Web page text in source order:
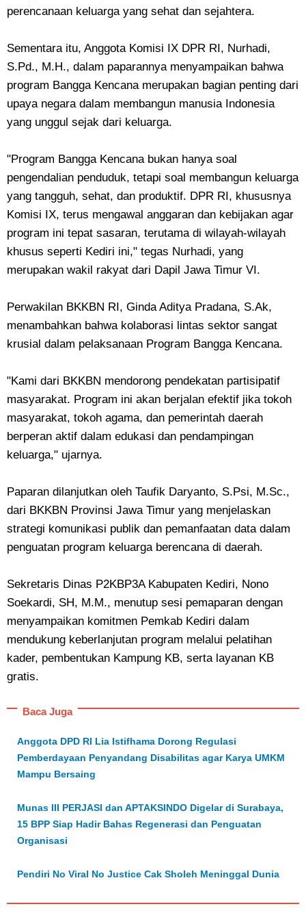
perencanaan keluarga yang sehat dan sejahtera.
Sementara itu, Anggota Komisi IX DPR RI, Nurhadi,
S.Pd., M.H., dalam paparannya menyampaikan bahwa
program Bangga Kencana merupakan bagian penting dari
upaya negara dalam membangun manusia Indonesia
yang unggul sejak dari keluarga.
"Program Bangga Kencana bukan hanya soal
pengendalian penduduk, tetapi soal membangun keluarga
yang tangguh, sehat, dan produktif. DPR RI, khususnya
Komisi IX, terus mengawal anggaran dan kebijakan agar
program ini tepat sasaran, terutama di wilayah-wilayah
khusus seperti Kediri ini," tegas Nurhadi, yang
merupakan wakil rakyat dari Dapil Jawa Timur VI.
Perwakilan BKKBN RI, Ginda Aditya Pradana, S.Ak,
menambahkan bahwa kolaborasi lintas sektor sangat
krusial dalam pelaksanaan Program Bangga Kencana.
"Kami dari BKKBN mendorong pendekatan partisipatif
masyarakat. Program ini akan berjalan efektif jika tokoh
masyarakat, tokoh agama, dan pemerintah daerah
berperan aktif dalam edukasi dan pendampingan
keluarga," ujarnya.
Paparan dilanjutkan oleh Taufik Daryanto, S.Psi, M.Sc.,
dari BKKBN Provinsi Jawa Timur yang menjelaskan
strategi komunikasi publik dan pemanfaatan data dalam
penguatan program keluarga berencana di daerah.
Sekretaris Dinas P2KBP3A Kabupaten Kediri, Nono
Soekardi, SH, M.M., menutup sesi pemaparan dengan
menyampaikan komitmen Pemkab Kediri dalam
mendukung keberlanjutan program melalui pelatihan
kader, pembentukan Kampung KB, serta layanan KB
gratis.
Baca Juga
Anggota DPD RI Lia Istifhama Dorong Regulasi
Pemberdayaan Penyandang Disabilitas agar Karya UMKM
Mampu Bersaing
Munas III PERJASI dan APTAKSINDO Digelar di Surabaya,
15 BPP Siap Hadir Bahas Regenerasi dan Penguatan
Organisasi
Pendiri No Viral No Justice Cak Sholeh Meninggal Dunia